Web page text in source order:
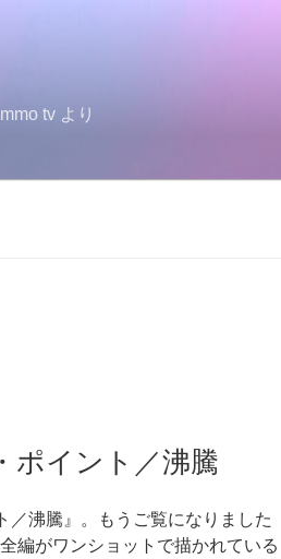
tv より
イント／沸騰
／沸騰』。もうご覧になりました
編がワンショットで描かれている